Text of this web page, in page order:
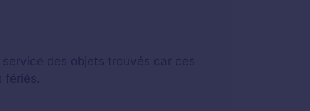
des objets trouvés car ces
fériés.